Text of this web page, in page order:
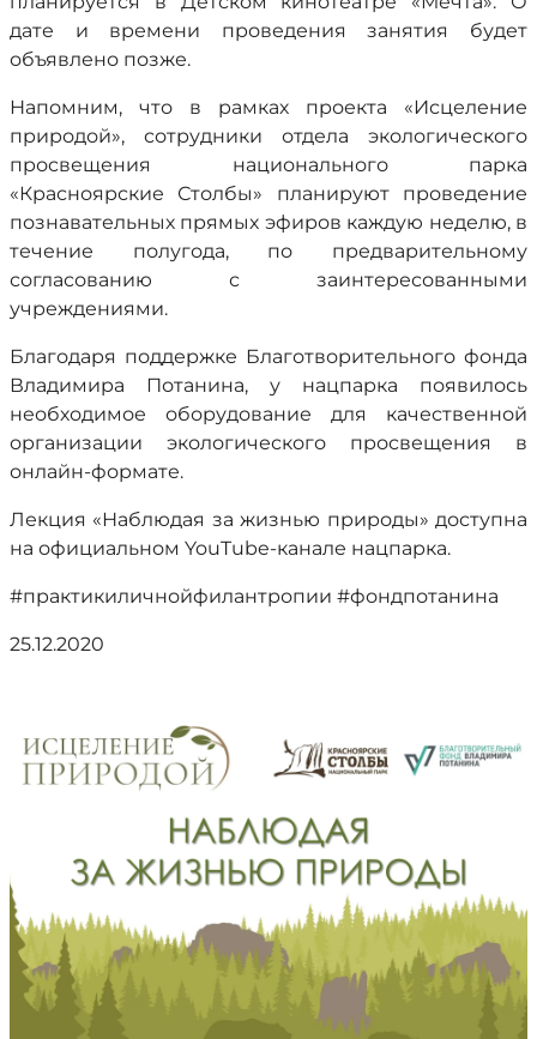
дате и времени проведения занятия будет
объявлено позже.
Напомним, что в рамках проекта «Исцеление
природой», сотрудники отдела экологического
просвещения национального парка
«Красноярские Столбы» планируют проведение
познавательных прямых эфиров каждую неделю, в
течение полугода, по предварительному
согласованию с заинтересованными
учреждениями.
Благодаря поддержке Благотворительного фонда
Владимира Потанина, у нацпарка появилось
необходимое оборудование для качественной
организации экологического просвещения в
онлайн-формате.
Лекция «Наблюдая за жизнью природы» доступна
на официальном YouTube-канале нацпарка.
#практикиличнойфилантропии #фондпотанина
25.12.2020